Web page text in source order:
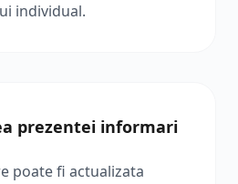
individual.
prezentei informari
poate fi actualizata